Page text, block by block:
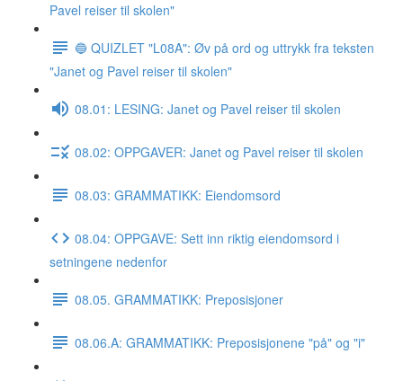
Pavel reiser til skolen"
🔵 QUIZLET "L08A": Øv på ord og uttrykk fra teksten
"Janet og Pavel reiser til skolen"
08.01: LESING: Janet og Pavel reiser til skolen
08.02: OPPGAVER: Janet og Pavel reiser til skolen
08.03: GRAMMATIKK: Eiendomsord
08.04: OPPGAVE: Sett inn riktig eiendomsord i
setningene nedenfor
08.05. GRAMMATIKK: Preposisjoner
08.06.A: GRAMMATIKK: Preposisjonene "på" og "i"